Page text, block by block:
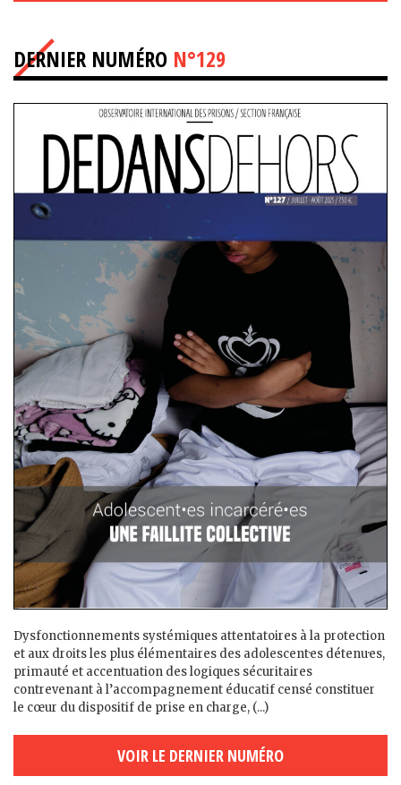
DERNIER NUMÉRO N°129
Dysfonctionnements systémiques attentatoires à la protection
et aux droits les plus élémentaires des adolescent·es détenu·es,
primauté et accentuation des logiques sécuritaires
contrevenant à l’accompagnement éducatif censé constituer
le cœur du dispositif de prise en charge, (...)
VOIR LE DERNIER NUMÉRO